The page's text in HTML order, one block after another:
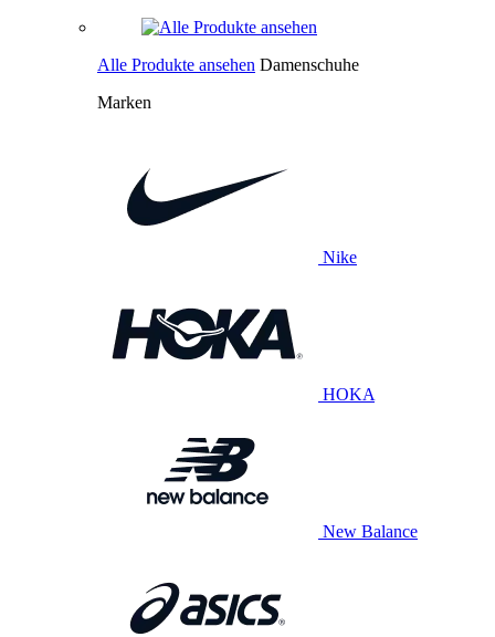
Alle Produkte ansehen Damenschuhe
Marken
Nike
HOKA
New Balance